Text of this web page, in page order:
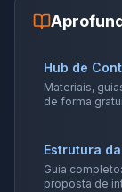
Hub de
Materiais,
de forma
Estrutura
Guia
proposta de